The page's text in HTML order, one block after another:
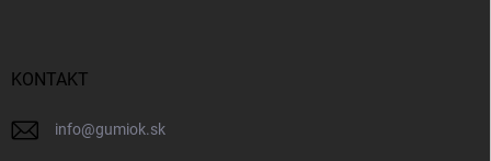
KONTAKT
info@gumiok.sk